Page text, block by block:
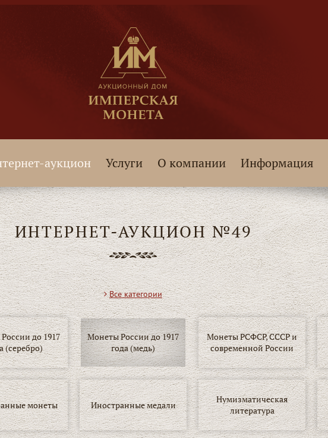
аукцион Услуги О компании Информация
ИНТЕРНЕТ-АУКЦИОН №49
Все категории
до 1917
(серебро)
Монеты России до 1917
года (медь)
Монеты РСФСР, СССР и
современной России
монеты Иностранные медали
Нумизматическая
литература